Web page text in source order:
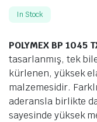
In Stock
POLYMEX BP 1045
tasarlanmış, tek
kürlenen, yüksek
malzemesidir.
aderansla birlikte
sayesinde yüksek